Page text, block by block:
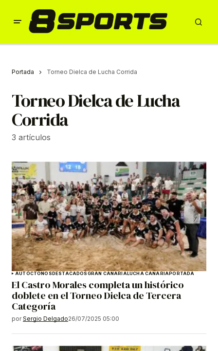
Portada Torneo Dielca de Lucha Corrida
Torneo Dielca de Lucha
Corrida
3 artículos
AUTÓCTONOSDESTACADOSGRAN CANARIALUCHA CANARIAPORTADA
El Castro Morales completa un histórico
doblete en el Torneo Dielca de Tercera
Categoría
por Sergio Delgado26/07/2025 05:00